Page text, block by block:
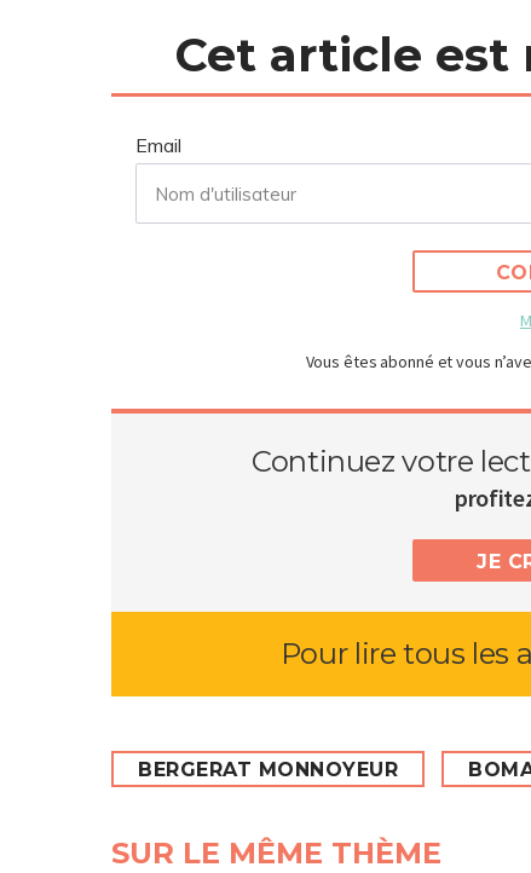
Cet article est
Email
Vous êtes abonné et vous
Continuez votre
JE
Pour lire tous les
BERGERAT MONNOYEUR
SUR LE MÊME THÈME